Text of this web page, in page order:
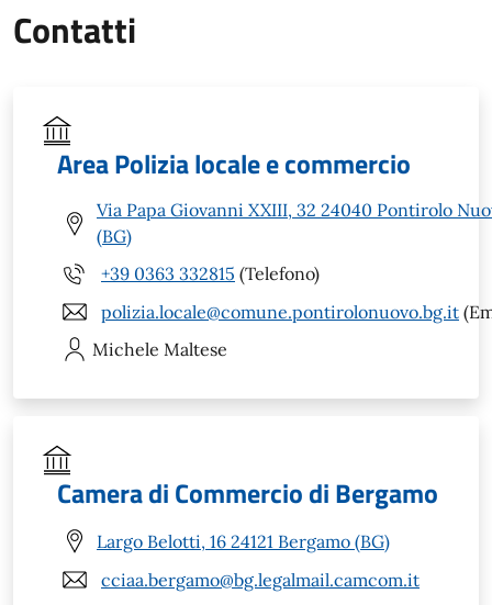
Contatti
Area Polizia locale e commercio
Via Papa Giovanni XXIII, 32 24040 Pontirolo
(BG)
+39 0363 332815 (Telefono)
polizia.locale@comune.pontirolonuovo.bg.it
Michele Maltese
Camera di Commercio di Bergamo
Largo Belotti, 16 24121 Bergamo (BG)
cciaa.bergamo@bg.legalmail.camcom.it